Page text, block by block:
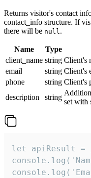
Returns visitor's contact
contact_info structure. If
there will be null.
Name Type
client_name string Client's
email
string Client's
phone
string Client's
description
string
set with
let apiResult =